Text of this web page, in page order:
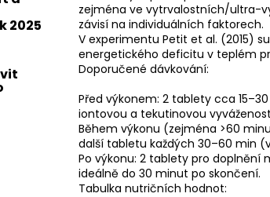
2025
zejména ve vytrvalostních/ultra-
závisí na individuálních faktorech.
V experimentu Petit et al. (2015)
energetického deficitu v teplém
Doporučené dávkování:
Před výkonem: 2 tablety cca
iontovou a tekutinovou
Během výkonu (zejména >60
další tabletu každých 30–60 min
Po výkonu: 2 tablety pro doplnění
ideálně do 30 minut po skončení.
Tabulka nutričních hodnot: